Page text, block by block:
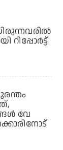
റിപ്പോർട്ട്
വേ​